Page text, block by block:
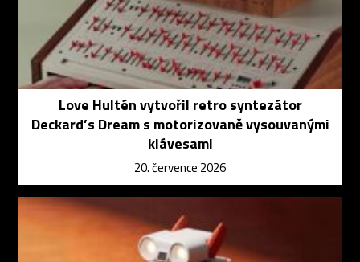
Love Hultén vytvořil retro syntezátor
Deckard’s Dream s motorizovaně vysouvanými
klávesami
20. července 2026